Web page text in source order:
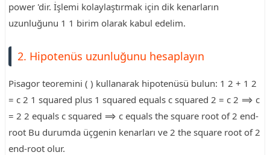
power 'dir. İşlemi kolaylaştırmak için dik kenarların
uzunluğunu 1 1 birim olarak kabul edelim.
2. Hipotenüs uzunluğunu hesaplayın
Pisagor teoremini ( ) kullanarak hipotenüsü bulun: 1 2 + 1 2
= c 2 1 squared plus 1 squared equals c squared 2 = c 2 ⟹ c
= 2 2 equals c squared ⟹ c equals the square root of 2 end-
root Bu durumda üçgenin kenarları ve 2 the square root of 2
end-root olur.